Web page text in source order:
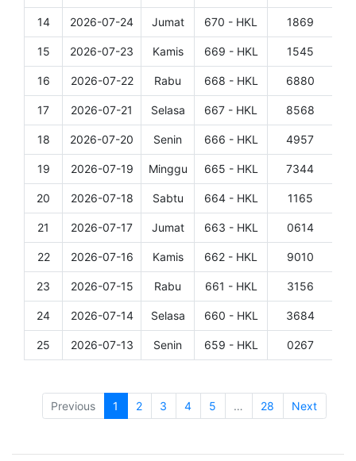
14 2026-07-24 Jumat 670 - HKL 1869
15 2026-07-23 Kamis 669 - HKL 1545
16 2026-07-22 Rabu 668 - HKL 6880
17 2026-07-21 Selasa 667 - HKL 8568
18 2026-07-20 Senin 666 - HKL 4957
19 2026-07-19 Minggu 665 - HKL 7344
20 2026-07-18 Sabtu 664 - HKL 1165
21 2026-07-17 Jumat 663 - HKL 0614
22 2026-07-16 Kamis 662 - HKL 9010
23 2026-07-15 Rabu 661 - HKL 3156
24 2026-07-14 Selasa 660 - HKL 3684
25 2026-07-13 Senin 659 - HKL 0267
Previous
1 2 3 4 5 … 28 Next